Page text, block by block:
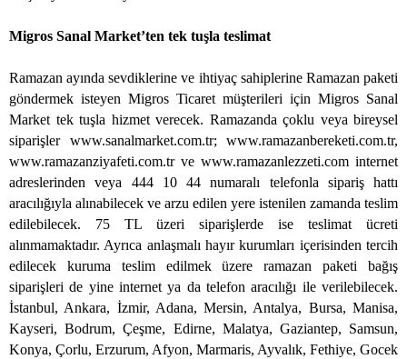
Migros Sanal Market’ten tek tuşla teslimat
Ramazan ayında sevdiklerine ve ihtiyaç sahiplerine Ramazan paketi
göndermek isteyen Migros Ticaret müşterileri için Migros Sanal
Market tek tuşla hizmet verecek. Ramazanda çoklu veya bireysel
siparişler www.sanalmarket.com.tr; www.ramazanbereketi.com.tr,
www.ramazanziyafeti.com.tr ve www.ramazanlezzeti.com internet
adreslerinden veya 444 10 44 numaralı telefonla sipariş hattı
aracılığıyla alınabilecek ve arzu edilen yere istenilen zamanda teslim
edilebilecek. 75 TL üzeri siparişlerde ise teslimat ücreti
alınmamaktadır. Ayrıca anlaşmalı hayır kurumları içerisinden tercih
edilecek kuruma teslim edilmek üzere ramazan paketi bağış
siparişleri de yine internet ya da telefon aracılığı ile verilebilecek.
İstanbul, Ankara, İzmir, Adana, Mersin, Antalya, Bursa, Manisa,
Kayseri, Bodrum, Çeşme, Edirne, Malatya, Gaziantep, Samsun,
Konya, Çorlu, Erzurum, Afyon, Marmaris, Ayvalık, Fethiye, Gocek